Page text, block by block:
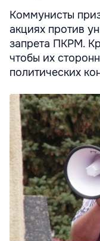
Коммунисты
акциях против
запрета ПКРМ.
чтобы их
политических